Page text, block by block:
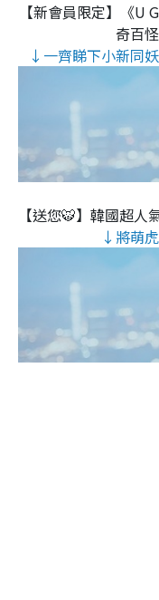
【新會員限定】《U
奇百
↓一齊睇下小新同
【送您🐯】韓國超人
↓將萌